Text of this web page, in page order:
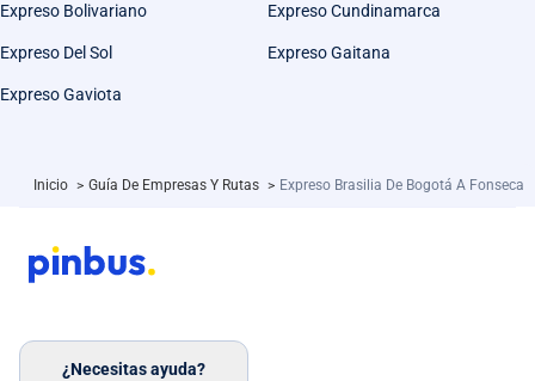
Expreso Bolivariano Expreso Cundinamarca
Expreso Del Sol Expreso Gaitana
Expreso Gaviota
Inicio > Guía De Empresas Y Rutas > Expreso Brasilia De Bogotá A Fonseca
¿Necesitas ayuda?